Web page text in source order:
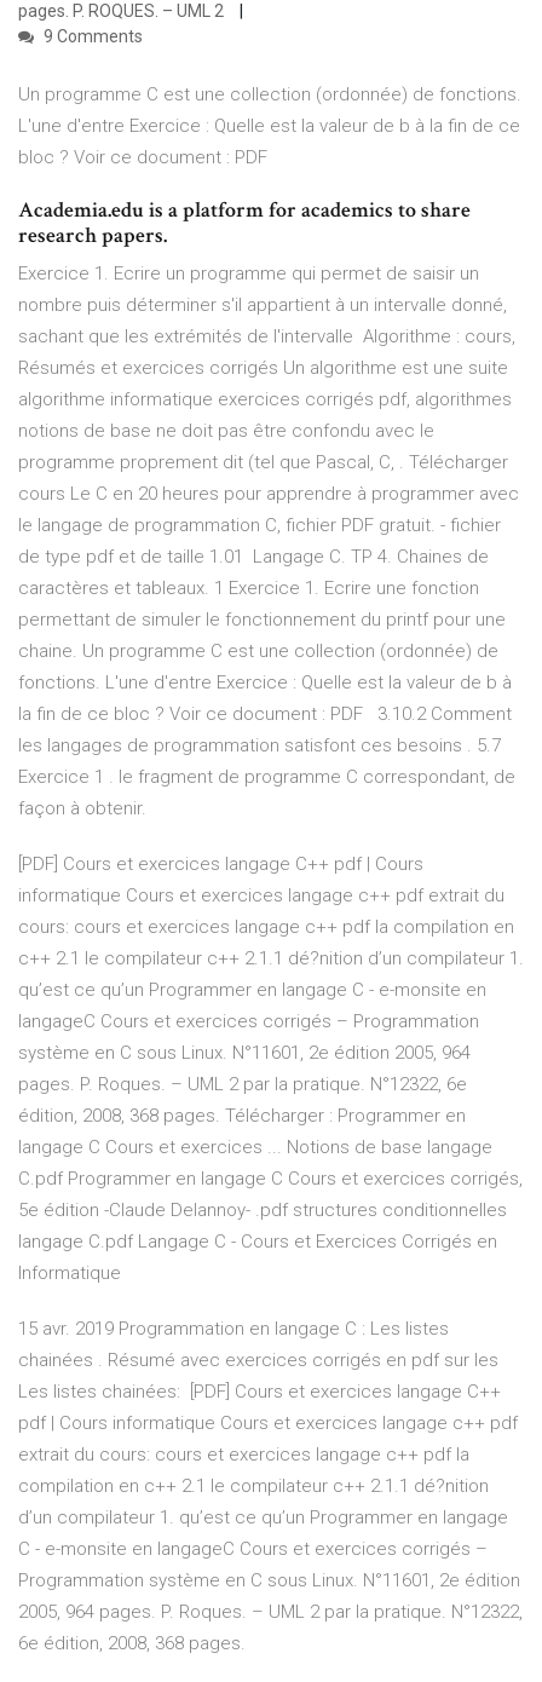
pages. P. ROQUES. – UML 2
9 Comments
Un programme C est une collection (ordonnée) de fonctions.
L'une d'entre Exercice : Quelle est la valeur de b à la fin de ce
bloc ? Voir ce document : PDF
Academia.edu is a platform for academics to share
research papers.
Exercice 1. Ecrire un programme qui permet de saisir un
nombre puis déterminer s'il appartient à un intervalle donné,
sachant que les extrémités de l'intervalle Algorithme : cours,
Résumés et exercices corrigés Un algorithme est une suite
algorithme informatique exercices corrigés pdf, algorithmes
notions de base ne doit pas être confondu avec le
programme proprement dit (tel que Pascal, C, . Télécharger
cours Le C en 20 heures pour apprendre à programmer avec
le langage de programmation C, fichier PDF gratuit. - fichier
de type pdf et de taille 1.01 Langage C. TP 4. Chaines de
caractères et tableaux. 1 Exercice 1. Ecrire une fonction
permettant de simuler le fonctionnement du printf pour une
chaine. Un programme C est une collection (ordonnée) de
fonctions. L'une d'entre Exercice : Quelle est la valeur de b à
la fin de ce bloc ? Voir ce document : PDF 3.10.2 Comment
les langages de programmation satisfont ces besoins . 5.7
Exercice 1 . le fragment de programme C correspondant, de
façon à obtenir.
[PDF] Cours et exercices langage C++ pdf | Cours
informatique Cours et exercices langage c++ pdf extrait du
cours: cours et exercices langage c++ pdf la compilation en
c++ 2.1 le compilateur c++ 2.1.1 dé?nition d’un compilateur 1.
qu’est ce qu’un Programmer en langage C - e-monsite en
langageC Cours et exercices corrigés – Programmation
système en C sous Linux. N°11601, 2e édition 2005, 964
pages. P. Roques. – UML 2 par la pratique. N°12322, 6e
édition, 2008, 368 pages. Télécharger : Programmer en
langage C Cours et exercices ... Notions de base langage
C.pdf Programmer en langage C Cours et exercices corrigés,
5e édition -Claude Delannoy- .pdf structures conditionnelles
langage C.pdf Langage C - Cours et Exercices Corrigés en
Informatique
15 avr. 2019 Programmation en langage C : Les listes
chainées . Résumé avec exercices corrigés en pdf sur les
Les listes chainées: [PDF] Cours et exercices langage C++
pdf | Cours informatique Cours et exercices langage c++ pdf
extrait du cours: cours et exercices langage c++ pdf la
compilation en c++ 2.1 le compilateur c++ 2.1.1 dé?nition
d’un compilateur 1. qu’est ce qu’un Programmer en langage
C - e-monsite en langageC Cours et exercices corrigés –
Programmation système en C sous Linux. N°11601, 2e édition
2005, 964 pages. P. Roques. – UML 2 par la pratique. N°12322,
6e édition, 2008, 368 pages.